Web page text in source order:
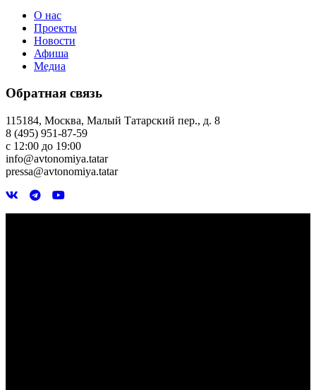
О нас
Проекты
Новости
Афиша
Медиа
Обратная связь
115184, Москва, Малый Татарский пер., д. 8
8 (495) 951-87-59
с 12:00 до 19:00
info@avtonomiya.tatar
pressa@avtonomiya.tatar